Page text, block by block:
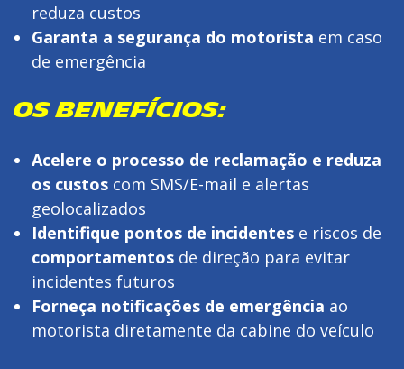
reduza custos
Garanta a segurança do motorista em caso
de emergência
OS BENEFÍCIOS:
Acelere o processo de reclamação e reduza
os custos com SMS/E-mail e alertas
geolocalizados
Identifique pontos de incidentes e riscos de
comportamentos de direção para evitar
incidentes futuros
Forneça notificações de emergência ao
motorista diretamente da cabine do veículo